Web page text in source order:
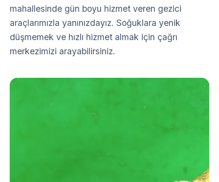
mahallesinde gün boyu hizmet veren gezici
araçlarımızla yanınızdayız. Soğuklara yenik
düşmemek ve hızlı hizmet almak için çağrı
merkezimizi arayabilirsiniz.